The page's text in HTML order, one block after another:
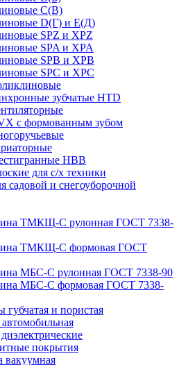
С(В)
D(Г) и Е(Д)
SPZ и XPZ
SPA и XPA
SPB и XPB
SPC и XPC
зубчатые HTD
с формованным зубом
HBB
для с/х техники
садовой и снегоуборочной
ТМКЩ-С рулонная ГОСТ 7338-
ТМКЩ-С формовая ГОСТ
МБС-С рулонная ГОСТ 7338-90
МБС-С формовая ГОСТ 7338-
губчатая и пористая
покрытия
вакуумная